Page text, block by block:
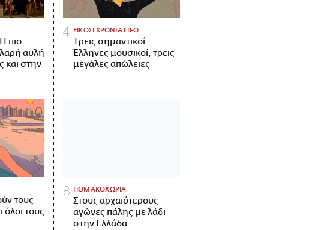
πιο
αυλή
και στην
ΕΙΚΟΣΙ ΧΡΟΝΙΑ LIFO
Tρεις σημαντικοί
Έλληνες μουσικοί, τρεις
μεγάλες απώλειες
τους
όλοι τους
ΠΟΜΑΚΟΧΩΡΙΑ
Στους αρχαιότερους
αγώνες πάλης με λάδι
στην Ελλάδα